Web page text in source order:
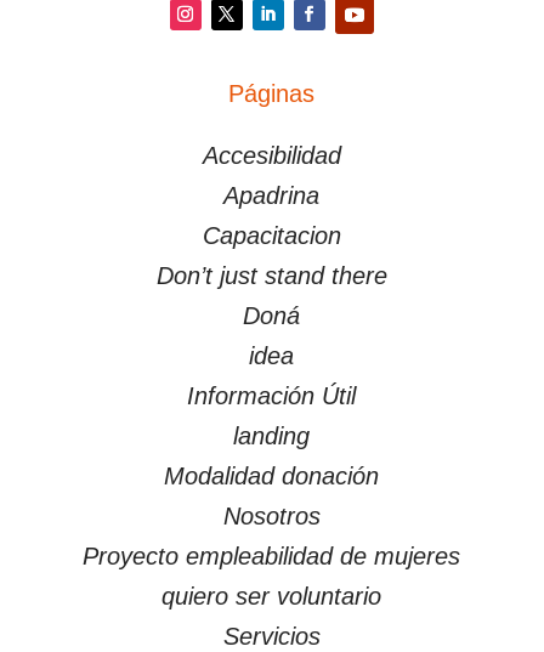
Facebook
Páginas
Accesibilidad
Apadrina
Capacitacion
Don’t just stand there
Doná
idea
Información Útil
landing
Modalidad donación
Nosotros
Proyecto empleabilidad de mujeres
quiero ser voluntario
Servicios